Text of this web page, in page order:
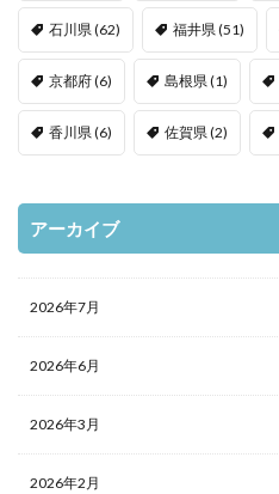
石川県(62) 福井県(51)
京都府(6) 島根県(1)
香川県(6) 佐賀県(2)
アーカイブ
2026年7月
2026年6月
2026年3月
2026年2月